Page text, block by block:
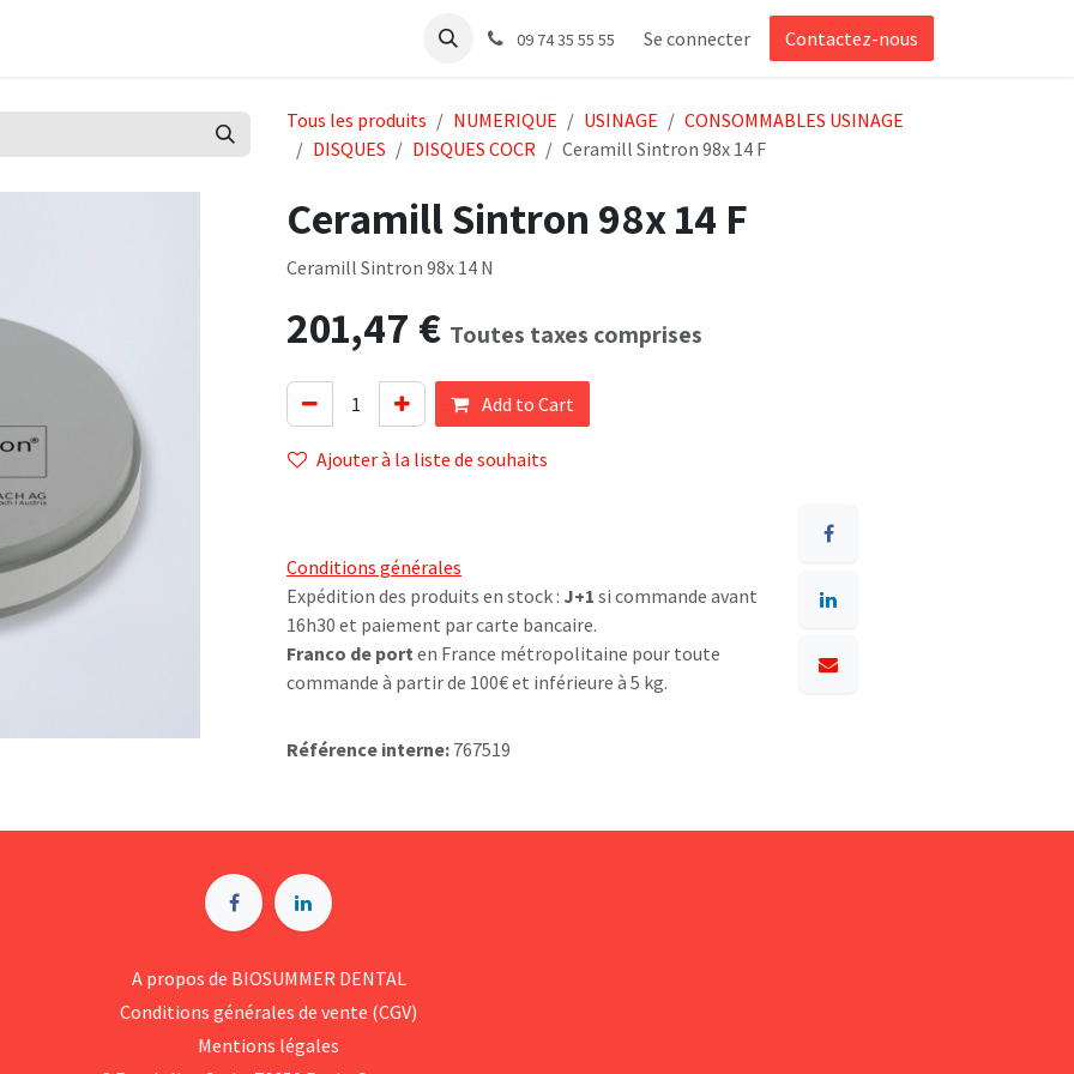
Support09 74 35 55 55 Se connecter Contactez-nous
Tous les produits NUMERIQUE USINAGE
CONSOMMABLES USINAGE
DISQUES
DISQUES COCR Ceramill Sintron 98x 14 F
Ceramill Sintron 98x 14 F
Ceramill Sintron 98x 14 N
201,47 € Toutes taxes comprises
Add to Cart
Ajouter à la liste de souhaits
Conditions générales
Expédition des produits en stock : J+1 si commande avant
16h30 et paiement par carte bancaire.
Franco de port en France métropolitaine pour toute
commande à partir de 100€ et inférieure à 5 kg.
Référence interne: 767519
A p​ropos de BIOSUMMER DENTAL
Conditions générales d​e vente (CGV)
Mentions légales